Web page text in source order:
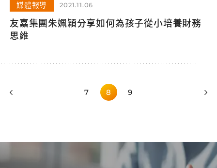
媒體報導 2021.11.06
友嘉集團朱姵穎分享如何為孩子從小培養財務
思維
7 8 9